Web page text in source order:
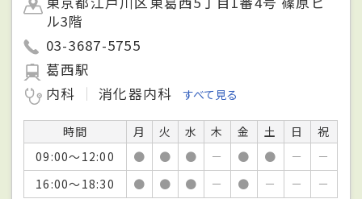
ル3階
03-3687-5755
葛西駅
内科
消化器内科 すべて見る
時間 月 火 水 木 金 土 日
祝
09:00～12:00
● ● ● － ● ● －
－
16:00～18:30
● ● ● － ● － －
－